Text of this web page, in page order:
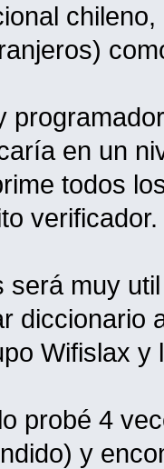
en un
todos
verificador.
será muy
diccionario
Wifislax y
probé 4
y